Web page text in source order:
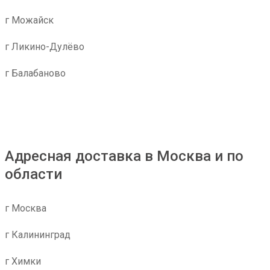
г Можайск
г Ликино-Дулёво
г Балабаново
Адресная доставка в Москва и по
области
г Москва
г Калининград
г Химки